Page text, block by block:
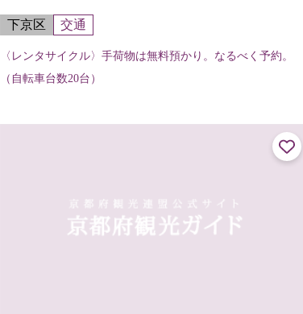
下京区 交通
〈レンタサイクル〉手荷物は無料預かり。なるべく予約。
（自転車台数20台）